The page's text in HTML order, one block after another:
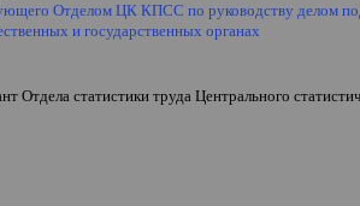
Отделом ЦК КПСС по руководству делом
и государственных органах
Отдела статистики труда Центрального